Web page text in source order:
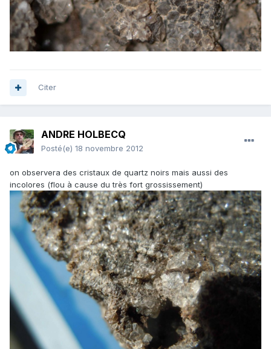
Citer
ANDRE HOLBECQ
Posté(e) 18 novembre 2012
on observera des cristaux de quartz noirs mais aussi des
incolores (flou à cause du très fort grossissement)